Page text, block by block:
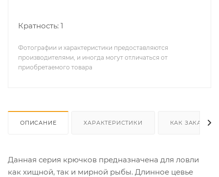
Кратность: 1
Фотографии и характеристики предоставляются
производителями, и иногда могут отличаться от
приобретаемого товара
ОПИСАНИЕ ХАРАКТЕРИСТИКИ КАК ЗАКАЗАТЬ
Данная серия крючков предназначена для ловли
как хищной, так и мирной рыбы. Длинное цевье